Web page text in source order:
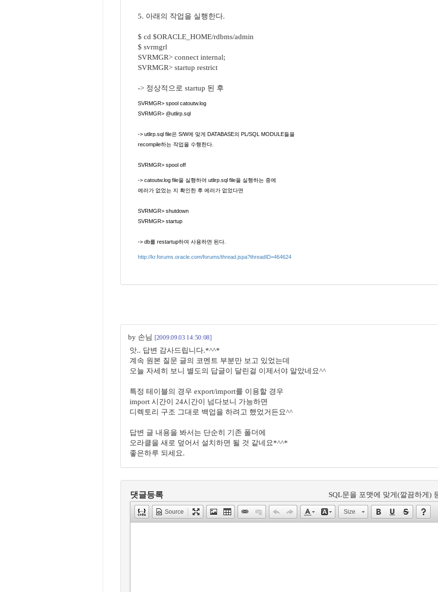
5. 아래의 작업을 실행한다.
$ cd $ORACLE_HOME/rdbms/admin
$ svrmgrl
SVRMGR> connect internal;
SVRMGR> startup restrict
-> 정상적으로 startup 된 후
SVRMGR> spool catoutw.log
SVRMGR> @utlirp.sql
-> utlirp.sql file은 S/W에 맞게 DATABASE의 PL/SQL MODULE들을
recompile하는 작업을 수행한다.
SVRMGR> spool off
-> catoutw.log file을 실행하여 utlirp.sql file을 실행하는 중에
에러가 없었는 지 확인한 후 에러가 없었다면
SVRMGR> shutdown
SVRMGR> startup
-> db를 restartup하여 사용하면 된다.
http://kr.forums.oracle.com/forums/thread.jspa?threadID=464624
by 손님 [2009.09.03 14:50:08]
앗.. 답변 감사드립니다.*^^*
계속 원본 질문 글의 코멘트 부분만 보고 있었는데
오늘 자세히 보니 별도의 답글이 달린걸 이제서야 알았네요^^
특정 테이블의 경우 export/import를 이용할 경우
import 시간이 24시간이 넘다보니 가능하면
디렉토리 구조 그대로 백업을 하려고 했었거든요^^
답변 글 내용을 봐서는 단순히 기존 폴더에
오라클을 새로 덮어서 설치하면 될 것 같네요*^^*
좋은하루 되세요.
댓글등록 SQL문을 포맷에 맞게(깔끔하게)
Source Size